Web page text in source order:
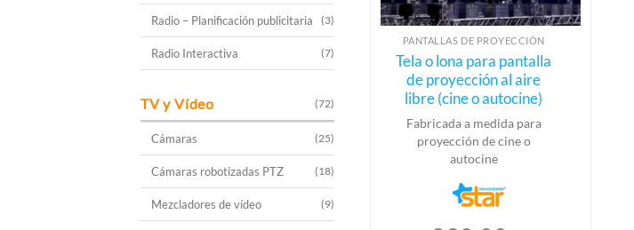
Radio – Planificación publicitaria (3)
Radio Interactiva (7)
TV y Vídeo (72)
Cámaras (25)
Cámaras robotizadas PTZ (18)
Mezcladores de vídeo (9)
PANTALLAS DE PROYECCIÓN
Tela o lona para pantalla
de proyección al aire
libre (cine o autocine)
Fabricada a medida para
proyección de cine o
autocine
Este
producto
tiene
múltiples
Las
opciones